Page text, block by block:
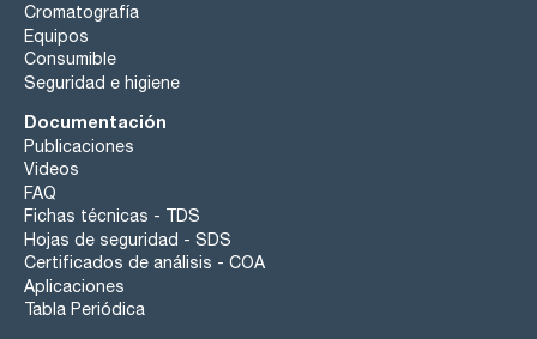
Cromatografía
Equipos
Consumible
Seguridad e higiene
Documentación
Publicaciones
Videos
FAQ
Fichas técnicas - TDS
Hojas de seguridad - SDS
Certificados de análisis - COA
Aplicaciones
Tabla Periódica